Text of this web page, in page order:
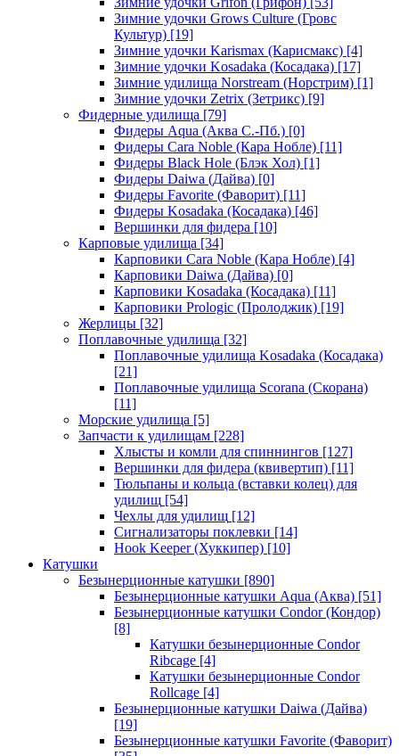
Зимние удочки Grows Culture (Гровс
Культур) [19]
Зимние удочки Karismax (Карисмакс) [4]
Зимние удочки Kosadaka (Косадака) [17]
Зимние удилища Norstream (Норстрим) [1]
Зимние удочки Zetrix (Зетрикс) [9]
Фидерные удилища [79]
Фидеры Aqua (Аква С.-Пб.) [0]
Фидеры Cara Noble (Кара Нобле) [11]
Фидеры Black Hole (Блэк Хол) [1]
Фидеры Daiwa (Дайва) [0]
Фидеры Favorite (Фаворит) [11]
Фидеры Kosadaka (Косадака) [46]
Вершинки для фидера [10]
Карповые удилища [34]
Карповики Cara Noble (Кара Нобле) [4]
Карповики Daiwa (Дайва) [0]
Карповики Kosadaka (Косадака) [11]
Карповики Prologic (Пролоджик) [19]
Жерлицы [32]
Поплавочные удилища [32]
Поплавочные удилища Kosadaka (Косадака)
[21]
Поплавочные удилища Scorana (Скорана)
[11]
Морские удилища [5]
Запчасти к удилищам [228]
Хлысты и комли для спиннингов [127]
Вершинки для фидера (квивертип) [11]
Тюльпаны и кольца (вставки колец) для
удилищ [54]
Чехлы для удилищ [12]
Сигнализаторы поклевки [14]
Hook Keeper (Хуккипер) [10]
Катушки
Безынерционные катушки [890]
Безынерционные катушки Aqua (Аква) [51]
Безынерционные катушки Condor (Кондор)
[8]
Катушки безынерционные Condor
Ribcage [4]
Катушки безынерционные Condor
Rollcage [4]
Безынерционные катушки Daiwa (Дайва)
[19]
Безынерционные катушки Favorite (Фаворит)